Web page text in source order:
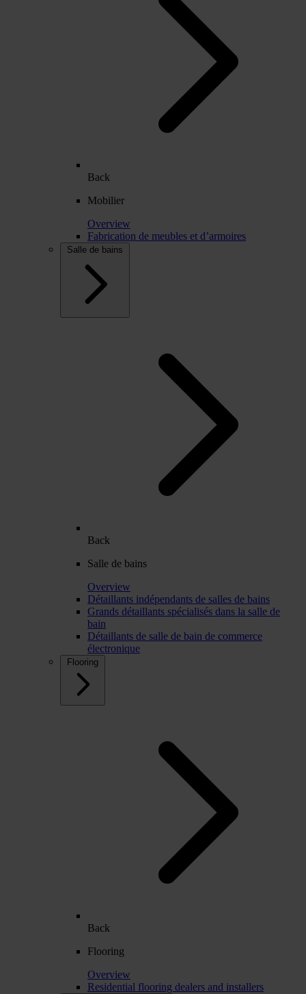
Back
Mobilier
Overview
Fabrication de meubles et d’armoires
Salle de bains
Back
Salle de bains
Overview
Détaillants indépendants de salles de bains
Grands détaillants spécialisés dans la salle de
bain
Détaillants de salle de bain de commerce
électronique
Flooring
Back
Flooring
Overview
Residential flooring dealers and installers